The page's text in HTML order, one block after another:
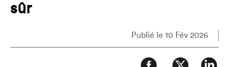
sûr
Publié le 10 Fév 2026